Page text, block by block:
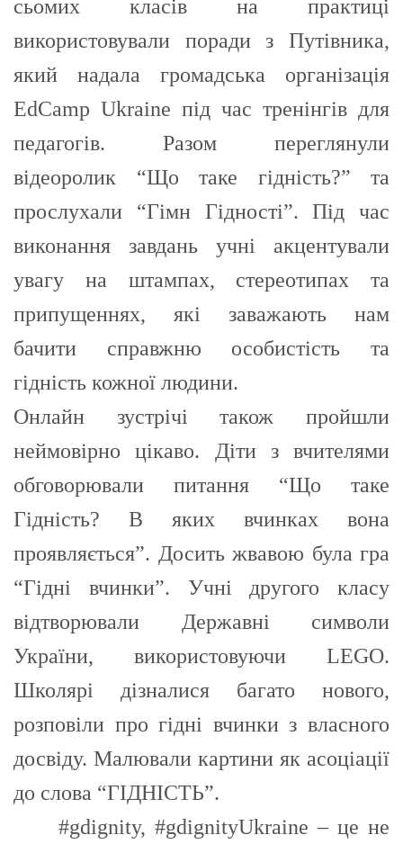
сьомих класів на практиці
використовували поради з Путівника,
який надала громадська організація
EdCamp Ukraine під час тренінгів для
педагогів. Разом переглянули
відеоролик “Що таке гідність?” та
прослухали “Гімн Гідності”. Під час
виконання завдань учні акцентували
увагу на штампах, стереотипах та
припущеннях, які заважають нам
бачити справжню особистість та
гідність кожної людини.
Онлайн зустрічі також пройшли
неймовірно цікаво. Діти з вчителями
обговорювали питання “Що таке
Гідність? В яких вчинках вона
проявляється”. Досить жвавою була гра
“Гідні вчинки”. Учні другого класу
відтворювали Державні символи
України, використовуючи LEGO.
Школярі дізналися багато нового,
розповіли про гідні вчинки з власного
досвіду. Малювали картини як асоціації
до слова “ГІДНІСТЬ”.
#gdignity, #gdignityUkraine – це не